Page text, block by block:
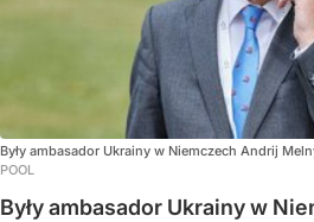
Były ambasador Ukrainy w Niemczech Andrij
POOL
Były ambasador Ukrainy w